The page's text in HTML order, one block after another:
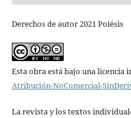
Derechos de autor 2021 Poiésis
Esta obra está bajo una licencia
Atribución-NoComercial-
La revista y los textos